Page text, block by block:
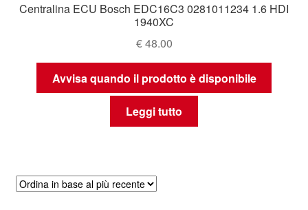
Centralina ECU Bosch EDC16C3 0281011234 1.6 HDI
1940XC
€48.00
Avvisa quando il prodotto è disponibile
Leggi tutto